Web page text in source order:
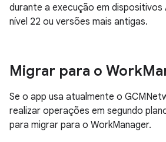
durante a execução em dispositivos
nível 22 ou versões mais antigas.
Migrar para o Work
Se o app usa atualmente o
realizar operações em segundo
para migrar para o WorkManager.